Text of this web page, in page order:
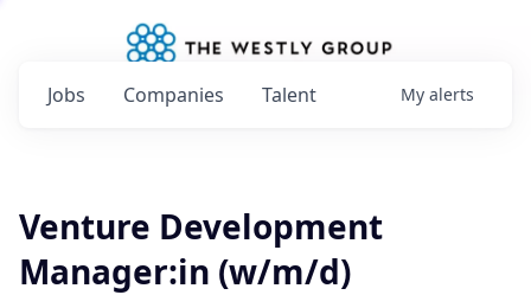
Jobs Companies Talent My alerts
Venture Development
Manager:in (w/m/d)